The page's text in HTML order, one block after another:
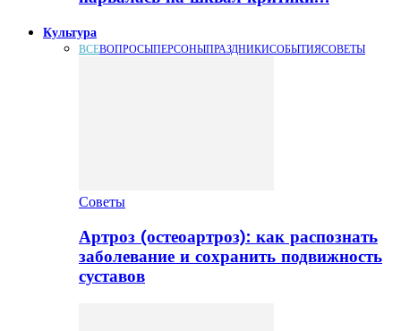
Культура
ВСЕВОПРОСЫПЕРСОНЫПРАЗДНИКИСОБЫТИЯСОВЕТЫ
Советы
Артроз (остеоартроз): как распознать
заболевание и сохранить подвижность
суставов